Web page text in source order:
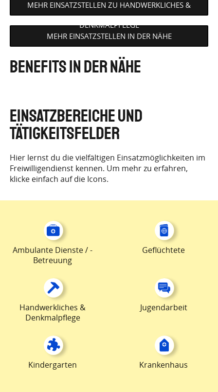
MEHR EINSATZSTELLEN ZU HANDWERKLICHES &
DENKMALPFLEGE
MEHR EINSATZSTELLEN IN DER NÄHE
Benefits in der Nähe
EINSATZBEREICHE UND
TÄTIGKEITSFELDER
Hier lernst du die vielfältigen Einsatzmöglichkeiten im
Freiwilligendienst kennen. Um mehr zu erfahren,
klicke einfach auf die Icons.
Ambulante Dienste / -
Betreuung
Geflüchtete
Handwerkliches &
Denkmalpflege
Jugendarbeit
Kindergarten Krankenhaus